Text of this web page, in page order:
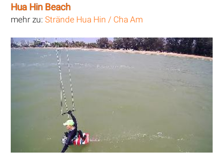
Hua Hin Beach
mehr zu:Strände Hua Hin / Cha Am